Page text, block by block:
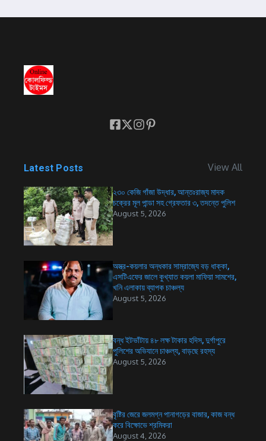
Latest Posts View All
২৩০ কেজি গাঁজা উদ্ধার, আন্তঃরাজ্য মাদক
চক্রের মূল পান্ডা সহ গ্রেফতার ৩, তদন্তে পুলিশ
August 5, 2026
অস্ত্র-কয়লার অন্ধকার সাম্রাজ্যে বড় ধাক্কা,
এসটিএফের জালে কুখ্যাত কয়লা মাফিয়া সামশের,
খনি এলাকায় ব্যাপক চাঞ্চল্য
August 5, 2026
বন্ধ ইটভাঁটায় ৪৮ লক্ষ টাকার হদিস, দুর্গাপুরে
পুলিশের অভিযানে চাঞ্চল্য, বাড়ছে রহস্য
August 5, 2026
বৃষ্টির জেরে জলমগ্ন পানাগড়ের বাজার, কাজ বন্ধ
করে বিক্ষোভে শ্রমিকরা
August 4, 2026